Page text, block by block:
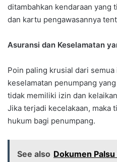
ditambahkan kendaraan yang
dan kartu pengawasannya
Asuransi dan Keselamatan
Poin paling krusial dari semua
keselamatan penumpang
tidak memiliki izin dan
Jika terjadi kecelakaan, maka
hukum bagi penumpang.
See also Dokumen